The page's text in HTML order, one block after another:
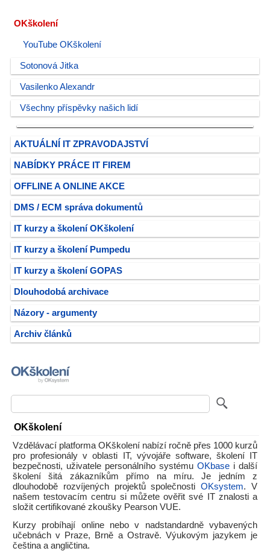
OKškolení
YouTube OKškolení
Sotonová Jitka
Vasilenko Alexandr
Všechny příspěvky našich lidí
AKTUÁLNÍ IT ZPRAVODAJSTVÍ
NABÍDKY PRÁCE IT FIREM
OFFLINE A ONLINE AKCE
DMS / ECM správa dokumentů
IT kurzy a školení OKškolení
IT kurzy a školení Pumpedu
IT kurzy a školení GOPAS
Dlouhodobá archivace
Názory - argumenty
Archiv článků
OKškolení
Vzdělávací platforma OKškolení nabízí ročně přes 1000 kurzů
pro profesionály v oblasti IT, vývojáře software, školení IT
bezpečnosti, uživatele personálního systému OKbase i další
školení šitá zákazníkům přímo na míru. Je jedním z
dlouhodobě rozvíjených projektů společnostiOKsystem. V
našem testovacím centru si můžete ověřit své IT znalosti a
složit certifikované zkoušky Pearson VUE.
Kurzy probíhají online nebo v nadstandardně vybavených
učebnách v Praze, Brně a Ostravě. Výukovým jazykem je
čeština a angličtina.